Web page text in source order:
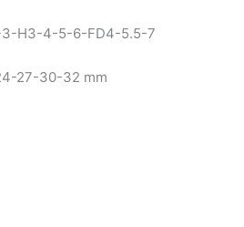
3-H3-4-5-6-FD4-5.5-7
27-30-32 mm